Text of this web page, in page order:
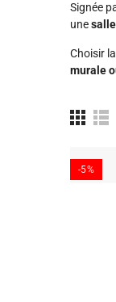
Signée
une
Choisir la
murale
-5%